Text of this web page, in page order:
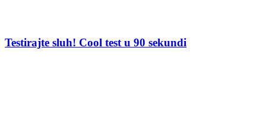
Testirajte sluh! Cool test u 90 sekundi